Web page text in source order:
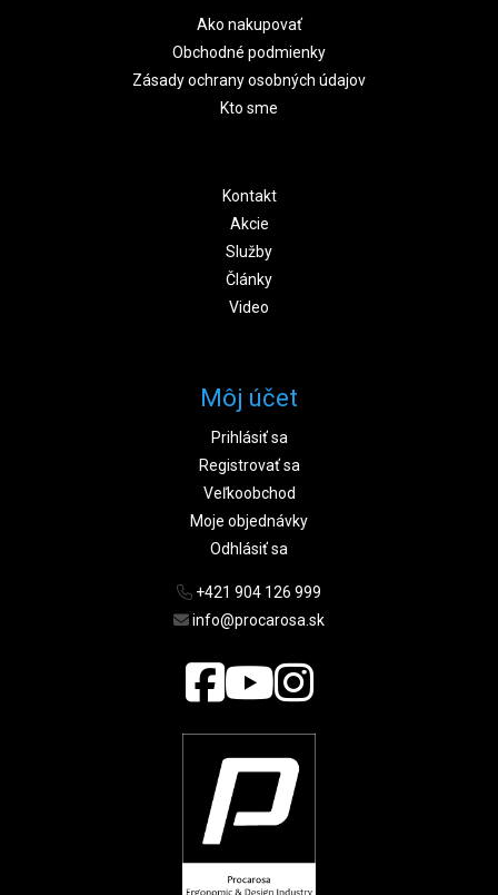
Ako nakupovať
Obchodné podmienky
Zásady ochrany osobných údajov
Kto sme
Kontakt
Akcie
Služby
Články
Video
Môj účet
Prihlásiť sa
Registrovať sa
Veľkoobchod
Moje objednávky
Odhlásiť sa
+421 904 126 999
info@procarosa.sk